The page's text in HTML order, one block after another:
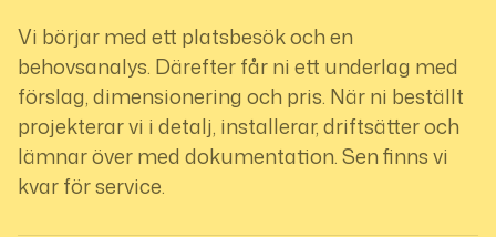
Vi börjar med ett platsbesök och en
behovsanalys. Därefter får ni ett underlag med
förslag, dimensionering och pris. När ni beställt
projekterar vi i detalj, installerar, driftsätter och
lämnar över med dokumentation. Sen finns vi
kvar för service.